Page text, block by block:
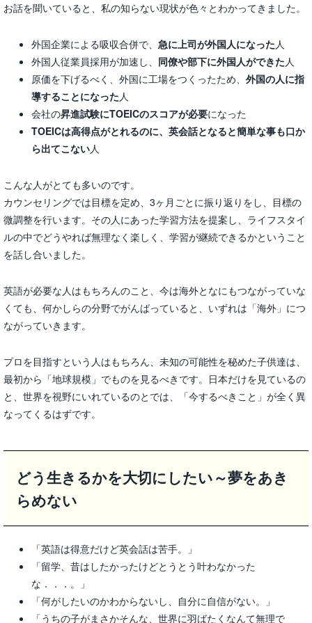
お話を聞いていると、私の知らない現状が色々とわかってきました。
外国企業による吸収合併で、 急に上司が外国人になった人
外国人従業員採用が加速し、 同僚や部下に外国人ができた人
原価を下げるべく、外国に工場をつくったため、 外国の人に指
導することになった人
会社の昇進試験にTOEICのスコアが必要になった
TOEICは高得点がとれるのに、英会話となると簡単な事も口か
ら出てこない人
こんな人がとても多いのです。
カウンセリングでは目標を定め、3ヶ月ごとに振り返りをし、目標の
微調整を行います。その人にあった学習方法を提案し、ライフスタイ
ルの中でどうやれば無理なく楽しく、学習が継続できるかということ
を話し合いました。
英語が必要な人はもちろんのこと、今は海外となにもつながっていな
くても、何かしらの分野でがんばっていると、いずれは「海外」につ
ながっていきます。
プロを目指すという人はもちろん、未知の可能性を秘めた子供達は、
最初から「地球規模」でものを見るべきです。日本だけを見ているの
と、世界を視野にいれているのとでは、「今するべきこと」が全く異
なってくるはずです。
どう生きるかを大切にしたい～夢をあき
らめない
「英語は得意だけど英会話は苦手。」
「留学、昔はしたかったけどとうとう叶わなかった
な．．．。」
「何がしたいのかわからないし、自分に自信がない。」
「うちの子がまさかそんな、世界に羽ばたくなんて無理で